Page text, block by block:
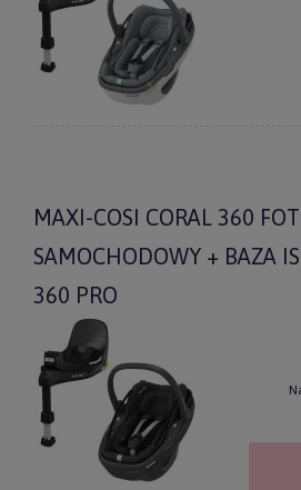
MAXI-COSI CORAL 360
SAMOCHODOWY + BAZA
360 PRO